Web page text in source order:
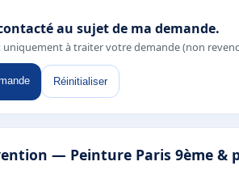
contacté au sujet de ma demande.
uniquement à traiter votre demande (non
Réinitialiser
— Peinture Paris 9ème &